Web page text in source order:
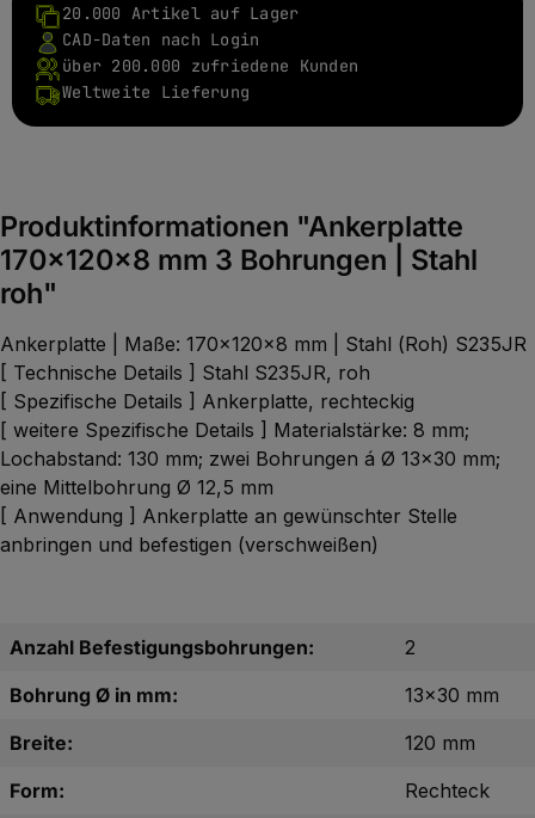
20.000 Artikel auf Lager
CAD-Daten nach Login
über 200.000 zufriedene Kunden
Weltweite Lieferung
Produktinformationen "Ankerplatte
170x120x8 mm 3 Bohrungen | Stahl
roh"
Ankerplatte | Maße: 170x120x8 mm | Stahl (Roh) S235JR
[ Technische Details ] Stahl S235JR, roh
[ Spezifische Details ] Ankerplatte, rechteckig
[ weitere Spezifische Details ] Materialstärke: 8 mm;
Lochabstand: 130 mm; zwei Bohrungen á Ø 13x30 mm;
eine Mittelbohrung Ø 12,5 mm
[ Anwendung ] Ankerplatte an gewünschter Stelle
anbringen und befestigen (verschweißen)
Anzahl Befestigungsbohrungen:
2
Bohrung Ø in mm:
13x30 mm
Breite:
120 mm
Form:
Rechteck